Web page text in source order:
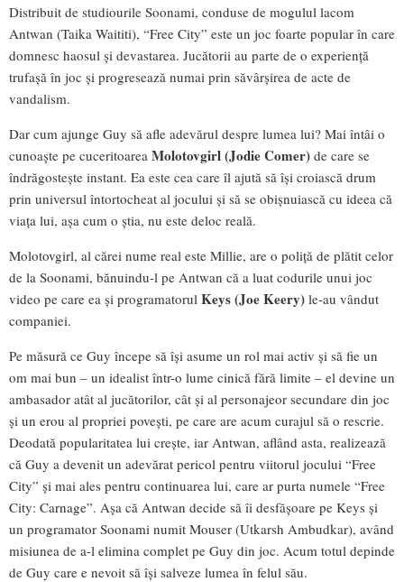
Distribuit de studiourile Soonami, conduse de mogulul lacom
Antwan (Taika Waititi), “Free City” este un joc foarte popular în care
domnesc haosul și devastarea. Jucătorii au parte de o experiență
trufașă în joc și progresează numai prin săvârșirea de acte de
vandalism.
Dar cum ajunge Guy să afle adevărul despre lumea lui? Mai întâi o
cunoaște pe cuceritoarea Molotovgirl (Jodie Comer) de care se
îndrăgostește instant. Ea este cea care îl ajută să își croiască drum
prin universul întortocheat al jocului și să se obișnuiască cu ideea că
viața lui, așa cum o știa, nu este deloc reală.
Molotovgirl, al cărei nume real este Millie, are o poliță de plătit celor
de la Soonami, bănuindu-l pe Antwan că a luat codurile unui joc
video pe care ea și programatorul Keys (Joe Keery) le-au vândut
companiei.
Pe măsură ce Guy începe să își asume un rol mai activ și să fie un
om mai bun – un idealist într-o lume cinică fără limite – el devine un
ambasador atât al jucătorilor, cât și al personajeor secundare din joc
și un erou al propriei povești, pe care are acum curajul să o rescrie.
Deodată popularitatea lui crește, iar Antwan, aflând asta, realizează
că Guy a devenit un adevărat pericol pentru viitorul jocului “Free
City” și mai ales pentru continuarea lui, care ar purta numele “Free
City: Carnage”. Așa că Antwan decide să îi desfășoare pe Keys și
un programator Soonami numit Mouser (Utkarsh Ambudkar), având
misiunea de a-l elimina complet pe Guy din joc. Acum totul depinde
de Guy care e nevoit să își salveze lumea în felul său.